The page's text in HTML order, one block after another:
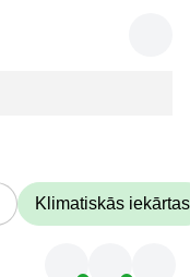
Klimatiskās iekārtas